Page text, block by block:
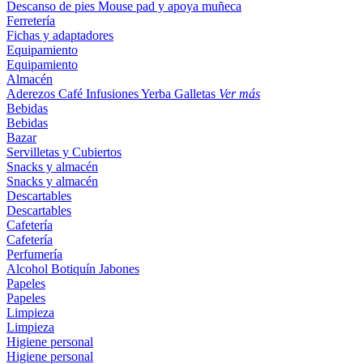
Descanso de pies Mouse pad y apoya muñeca
Ferretería
Fichas y adaptadores
Equipamiento
Equipamiento
Almacén
Aderezos Café InfusionesYerba Galletas Ver más
Bebidas
Bebidas
Bazar
Servilletas y Cubiertos
Snacks y almacén
Snacks y almacén
Descartables
Descartables
Cafetería
Cafetería
Perfumería
Alcohol Botiquín Jabones
Papeles
Papeles
Limpieza
Limpieza
Higiene personal
Higiene personal